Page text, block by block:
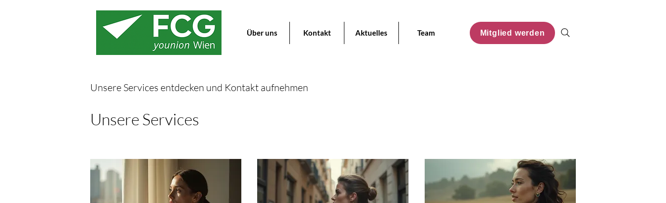
Über uns Kontakt Aktuelles Team Mitglied werden
Unsere Services entdecken und Kontakt aufnehmen
Unsere Services